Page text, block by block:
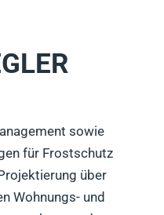
sowie
für Frostschutz
über
Wohnungs- und